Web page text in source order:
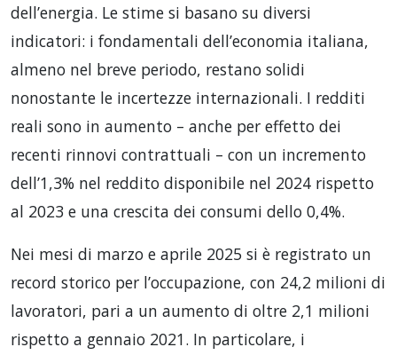
dell’energia. Le stime si basano su diversi
indicatori: i fondamentali dell’economia italiana,
almeno nel breve periodo, restano solidi
nonostante le incertezze internazionali. I redditi
reali sono in aumento – anche per effetto dei
recenti rinnovi contrattuali – con un incremento
dell’1,3% nel reddito disponibile nel 2024 rispetto
al 2023 e una crescita dei consumi dello 0,4%.
Nei mesi di marzo e aprile 2025 si è registrato un
record storico per l’occupazione, con 24,2 milioni di
lavoratori, pari a un aumento di oltre 2,1 milioni
rispetto a gennaio 2021. In particolare, i